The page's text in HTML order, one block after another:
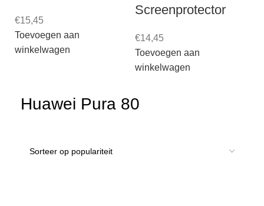
€15,45
Toevoegen aan
winkelwagen
Screenprotector
€14,45
Toevoegen aan
winkelwagen
Huawei Pura 80